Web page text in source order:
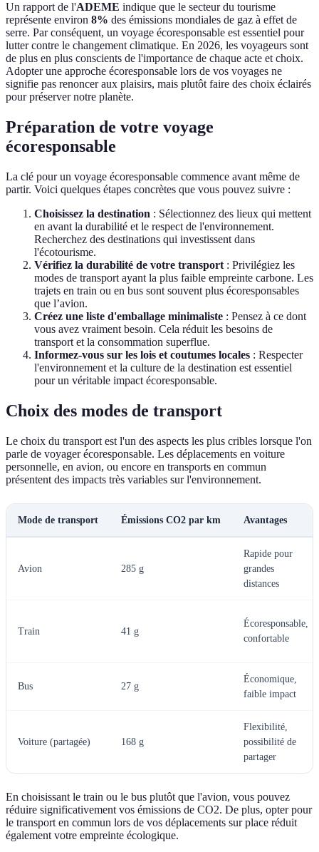
Un rapport de l'ADEME indique que le secteur du tourisme
représente environ 8% des émissions mondiales de gaz à effet de
serre. Par conséquent, un voyage écoresponsable est essentiel pour
lutter contre le changement climatique. En 2026, les voyageurs sont
de plus en plus conscients de l'importance de chaque acte et choix.
Adopter une approche écoresponsable lors de vos voyages ne
signifie pas renoncer aux plaisirs, mais plutôt faire des choix éclairés
pour préserver notre planète.
Préparation de votre voyage
écoresponsable
La clé pour un voyage écoresponsable commence avant même de
partir. Voici quelques étapes concrètes que vous pouvez suivre :
Choisissez la destination : Sélectionnez des lieux qui mettent
en avant la durabilité et le respect de l'environnement.
Recherchez des destinations qui investissent dans
l'écotourisme.
Vérifiez la durabilité de votre transport : Privilégiez les
modes de transport ayant la plus faible empreinte carbone. Les
trajets en train ou en bus sont souvent plus écoresponsables
que l’avion.
Créez une liste d'emballage minimaliste : Pensez à ce dont
vous avez vraiment besoin. Cela réduit les besoins de
transport et la consommation superflue.
Informez-vous sur les lois et coutumes locales : Respecter
l'environnement et la culture de la destination est essentiel
pour un véritable impact écoresponsable.
Choix des modes de transport
Le choix du transport est l'un des aspects les plus cribles lorsque l'on
parle de voyager écoresponsable. Les déplacements en voiture
personnelle, en avion, ou encore en transports en commun
présentent des impacts très variables sur l'environnement.
Mode de transport Émissions CO2 par km Avantages
Avion 285 g
Rapide pour
grandes
distances
Train 41 g
Écoresponsable,
confortable
Bus 27 g
Économique,
faible impact
Voiture (partagée) 168 g
Flexibilité,
possibilité de
partager
En choisissant le train ou le bus plutôt que l'avion, vous pouvez
réduire significativement vos émissions de CO2. De plus, opter pour
le transport en commun lors de vos déplacements sur place réduit
également votre empreinte écologique.